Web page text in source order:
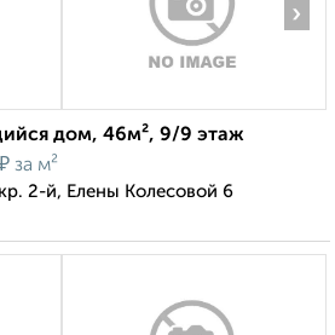
›
дом, 46м², 9/9 этаж
₽ за м²
2-й, Елены Колесовой 6